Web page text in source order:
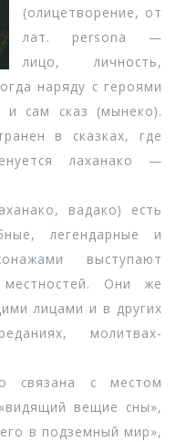
(олицетворение, от
лат. persona —
лицо, личность,
наряду с героями
и сам сказ (мынеко).
в сказках, где
лаханако —
вадако) есть
легендарные и
выступают
Они же
лицами и в других
молитвах-
связана с местом
вещие сны»,
в подземный мир»,